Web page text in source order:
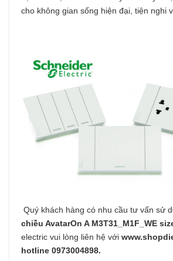
cho không gian sống hiện đại, tiện nghi
Quý khách hàng có nhu cầu tư vấn sử
chiều AvatarOn A M3T31_M1F_WE
electric vui lòng liên hệ với
hotline 0973004898.